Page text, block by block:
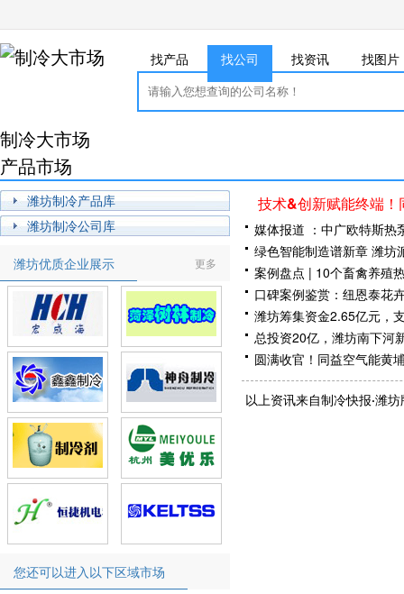
找产品 找公司 找资讯 找图片
制冷大市场
产品市场
潍坊制冷产品库
潍坊制冷公司库
更多
潍坊优质企业展示
您还可以进入以下区域市场
技术&创新赋能终端
媒体报道 ：中广欧特斯热
绿色智能制造谱新章 潍坊
办
案例盘点 | 10个畜禽养殖
口碑案例鉴赏：纽恩泰花
潍坊筹集资金2.65亿元，
总投资20亿，潍坊南下河
圆满收官！同益空气能黄
工信部：海尔智慧楼宇等
以上资讯来自制冷快报·潍坊